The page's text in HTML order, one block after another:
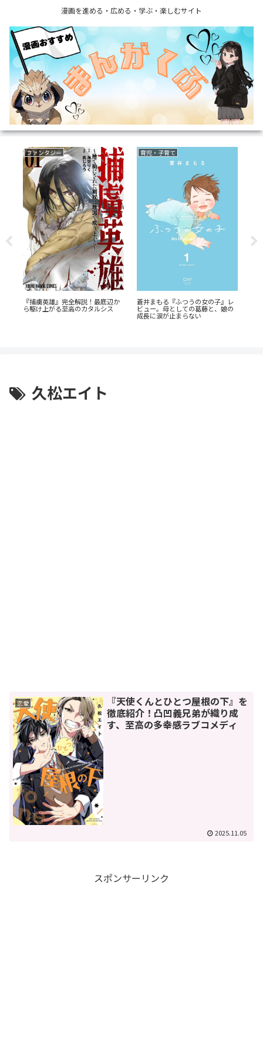
漫画を進める・広める・学ぶ・楽しむサイト
ファンタジー
『捕虜英雄』完全解説！最底辺か
ら駆け上がる至高のカタルシス
育児・子育て
蒼井まもる『ふつうの女の子』レ
ビュー。母としての葛藤と、娘の
成長に涙が止まらない
久松エイト
恋愛
『天使くんとひとつ屋根の下』を
徹底紹介！凸凹義兄弟が織り成
す、至高の多幸感ラブコメディ
2025.11.05
スポンサーリンク